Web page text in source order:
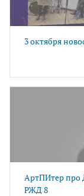
3 октября
АртПИтер
РЖД 8